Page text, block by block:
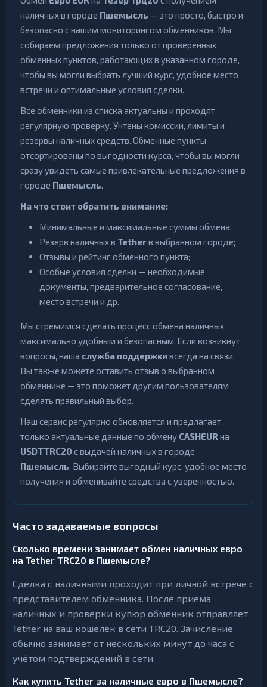
наличных в городе Пшемысль — это просто, быстро и
безопасно с нашим мониторингом обменников. Мы
собираем предложения только от проверенных
обменных пунктов, работающих в указанном городе,
чтобы вы могли выбрать лучший курс, удобное место
встречи и оптимальные условия сделки.
Все обменники из списка актуальны и проходят
регулярную проверку. Учтены комиссии, лимиты и
резервы наличных средств. Обменные пункты
отсортированы по выгодности курса, чтобы вы могли
сразу увидеть самые привлекательные предложения в
городе Пшемысль.
На что стоит обратить внимание:
Минимальные и максимальные суммы обмена;
Резерв наличных в Tetherв выбранном городе;
Отзывы и рейтинг обменного пункта;
Особые условия сделки — необходимые
документы, предварительное согласование,
место встречи и др.
Мы стремимся сделать процесс обмена наличных
максимально удобным и безопасным. Если возникнут
вопросы, наша служба поддержкивсегда на связи.
Вы также можете оставить отзыв о выбранном
обменнике — это поможет другим пользователям
сделать правильный выбор.
Наш сервис регулярно обновляется и предлагает
только актуальные данные по обмену CASHEUR на
USDTTRC20 с выдачей наличных в городе
Пшемысль. Выбирайте выгодный курс, удобное место
получения и обменивайте средства с уверенностью.
Часто задаваемые вопросы
Сколько времени занимает обмен наличных евро
на Tether TRC20 в Пшемысле?
Сделка с наличными проходит при личной встрече с
представителем обменника. После приёма
наличных и проверки купюр обменник отправляет
Tether на ваш кошелёк в сети TRC20. Зачисление
обычно занимает от нескольких минут до часа с
учётом подтверждений в сети.
Как купить Tether за наличные евро в Пшемысле?